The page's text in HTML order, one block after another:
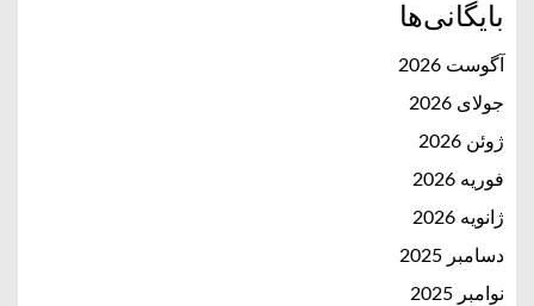
بایگانی‌ها
آگوست 2026
جولای 2026
ژوئن 2026
فوریه 2026
ژانویه 2026
دسامبر 2025
نوامبر 2025